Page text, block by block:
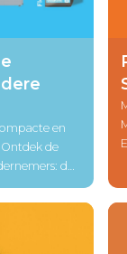
en
Ontdek de
de
maximale